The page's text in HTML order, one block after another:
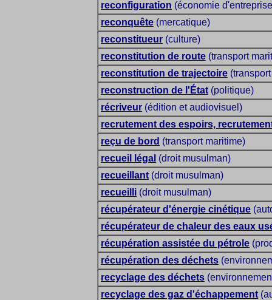
reconfiguration (économie
reconquête (mercatique)
reconstitueur (culture)
reconstitution de route (transport
reconstitution de trajectoire
reconstruction de l'État (politique)
récriveur (édition et audiovisuel)
recrutement des espoirs,
reçu de bord (transport maritime)
recueil légal (droit musulman)
recueillant (droit musulman)
recueilli (droit musulman)
récupérateur d'énergie cinétique
récupérateur de chaleur des eaux
récupération assistée du pétrole
récupération des déchets
recyclage des déchets
recyclage des gaz d'échappement